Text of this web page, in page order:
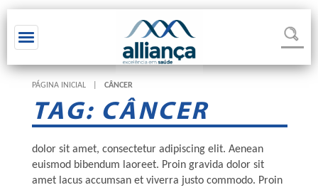
Toggle navigation
PÁGINA INICIAL CÂNCER
TAG: CÂNCER
dolor sit amet, consectetur adipiscing elit. Aenean
euismod bibendum laoreet. Proin gravida dolor sit
amet lacus accumsan et viverra justo commodo. Proin